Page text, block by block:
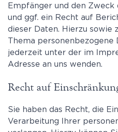
Empfänger und den
und ggf. ein Recht auf
dieser Daten. Hierzu sowie
Thema personenbezogene
jederzeit unter der im
Adresse an uns wenden.
Recht auf
Sie haben das Recht, die
Verarbeitung Ihrer